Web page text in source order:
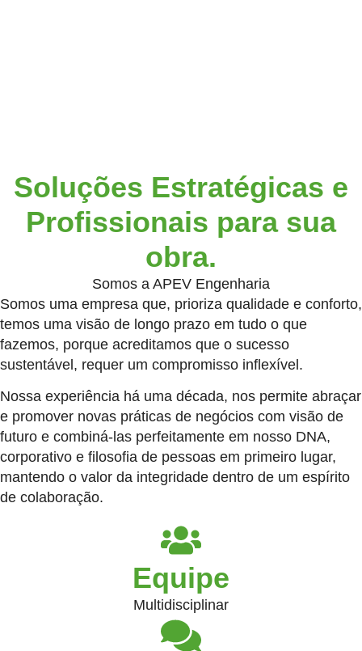
Soluções Estratégicas e
Profissionais para sua
obra.
Somos a APEV Engenharia
Somos uma empresa que, prioriza qualidade e conforto,
temos uma visão de longo prazo em tudo o que
fazemos, porque acreditamos que o sucesso
sustentável, requer um compromisso inflexível.
Nossa experiência há uma década, nos permite abraçar
e promover novas práticas de negócios com visão de
futuro e combiná-las perfeitamente em nosso DNA,
corporativo e filosofia de pessoas em primeiro lugar,
mantendo o valor da integridade dentro de um espírito
de colaboração.
Equipe
Multidisciplinar